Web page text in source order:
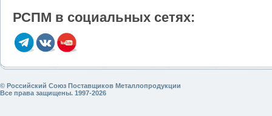
РСПМ в социальных сетях:
© Российский Союз Поставщиков Металлопродукции
Все права защищены. 1997-2026